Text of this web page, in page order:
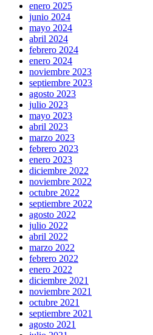
enero 2025
junio 2024
mayo 2024
abril 2024
febrero 2024
enero 2024
noviembre 2023
septiembre 2023
agosto 2023
julio 2023
mayo 2023
abril 2023
marzo 2023
febrero 2023
enero 2023
diciembre 2022
noviembre 2022
octubre 2022
septiembre 2022
agosto 2022
julio 2022
abril 2022
marzo 2022
febrero 2022
enero 2022
diciembre 2021
noviembre 2021
octubre 2021
septiembre 2021
agosto 2021